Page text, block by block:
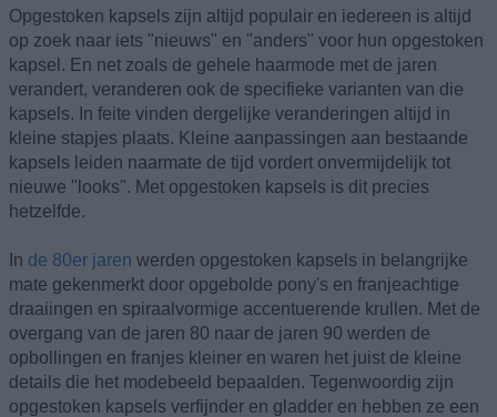
Opgestoken kapsels zijn altijd populair en iedereen is altijd
op zoek naar iets "nieuws" en "anders" voor hun opgestoken
kapsel. En net zoals de gehele haarmode met de jaren
verandert, veranderen ook de specifieke varianten van die
kapsels. In feite vinden dergelijke veranderingen altijd in
kleine stapjes plaats. Kleine aanpassingen aan bestaande
kapsels leiden naarmate de tijd vordert onvermijdelijk tot
nieuwe "looks". Met opgestoken kapsels is dit precies
hetzelfde.
In de 80er jaren werden opgestoken kapsels in belangrijke
mate gekenmerkt door opgebolde pony's en franjeachtige
draaiingen en spiraalvormige accentuerende krullen. Met de
overgang van de jaren 80 naar de jaren 90 werden de
opbollingen en franjes kleiner en waren het juist de kleine
details die het modebeeld bepaalden. Tegenwoordig zijn
opgestoken kapsels verfijnder en gladder en hebben ze een